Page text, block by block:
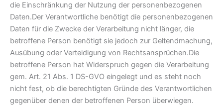
die Einschränkung der Nutzung der personenbezogenen
Daten.Der Verantwortliche benötigt die personenbezogenen
Daten für die Zwecke der Verarbeitung nicht länger, die
betroffene Person benötigt sie jedoch zur Geltendmachung,
Ausübung oder Verteidigung von Rechtsansprüchen.Die
betroffene Person hat Widerspruch gegen die Verarbeitung
gem. Art. 21 Abs. 1 DS-GVO eingelegt und es steht noch
nicht fest, ob die berechtigten Gründe des Verantwortlichen
gegenüber denen der betroffenen Person überwiegen.